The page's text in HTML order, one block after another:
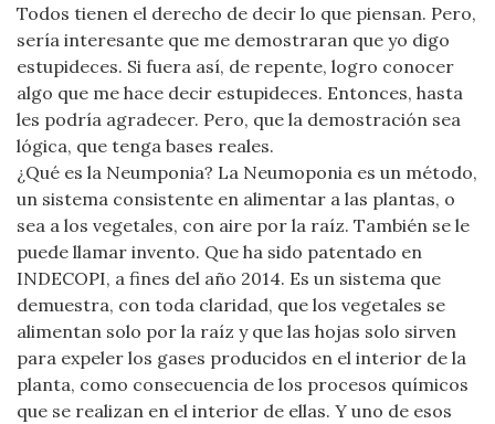
Todos tienen el derecho de decir lo que piensan. Pero,
sería interesante que me demostraran que yo digo
estupideces. Si fuera así, de repente, logro conocer
algo que me hace decir estupideces. Entonces, hasta
les podría agradecer. Pero, que la demostración sea
lógica, que tenga bases reales.
¿Qué es la Neumponia? La Neumoponia es un método,
un sistema consistente en alimentar a las plantas, o
sea a los vegetales, con aire por la raíz. También se le
puede llamar invento. Que ha sido patentado en
INDECOPI, a fines del año 2014. Es un sistema que
demuestra, con toda claridad, que los vegetales se
alimentan solo por la raíz y que las hojas solo sirven
para expeler los gases producidos en el interior de la
planta, como consecuencia de los procesos químicos
que se realizan en el interior de ellas. Y uno de esos